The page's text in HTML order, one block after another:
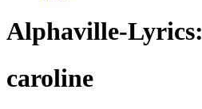
Alphaville-Lyrics:
caroline